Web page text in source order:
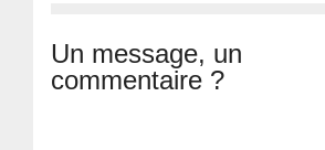
Un message, un
commentaire ?